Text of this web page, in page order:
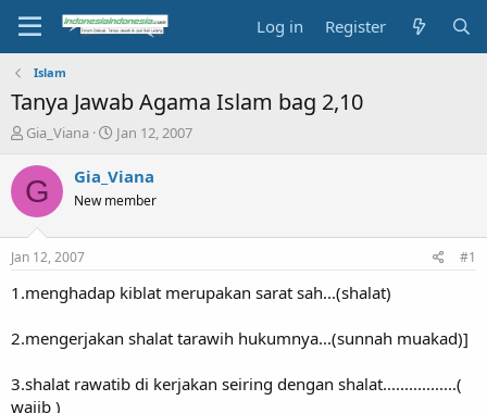
Log in Register
Islam
Tanya Jawab Agama Islam bag 2,10
T
r
e
a
t
a
e
Gia_Viana
S
a
t
e
Jan 12, 2007
G Gia_Viana
New member
Jan 12, 2007 #1
1.menghadap kiblat merupakan sarat sah...(shalat)
2.mengerjakan shalat tarawih hukumnya...(sunnah muakad)]
3.shalat rawatib di kerjakan seiring dengan shalat.................(
wajib )